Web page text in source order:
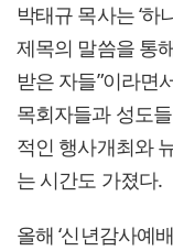
박태규 목사는 ‘하
제목의 말씀을 통
받은 자들”이라면
목회자들과 성도
적인 행사개최와
는 시간도 가졌다.
올해 ‘신년감사예